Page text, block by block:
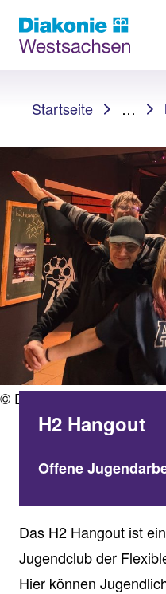
Spenden
Startseite
…
© Diakonie Westsachsen
H2 Hangout
Offene
Das H2 Hangout ist
Jugendclub der
Hier können